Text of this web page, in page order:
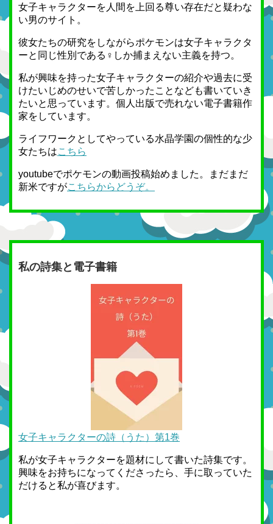
女子キャラクターを人間を上回る尊い存在だと疑わな
い男のサイト。
彼女たちの研究をしながらポケモンは女子キャラクタ
ーと同じ性別である♀しか捕まえない主義を持つ。
私が興味を持った女子キャラクターの紹介や過去に受
けたいじめのせいで苦しかったことなども書いていき
たいと思っています。個人出版で売れない電子書籍作
家をしています。
ライフワークとしてやっている水晶学園の個性的な少
女たちはこちら
youtubeでポケモンの動画投稿始めました。まだまだ
新米ですがこちらからどうぞ。
私の詩集と電子書籍
女子キャラクターの詩（うた）第1巻
私が女子キャラクターを題材にして書いた詩集です。
興味をお持ちになってくださったら、手に取っていた
だけると私が喜びます。